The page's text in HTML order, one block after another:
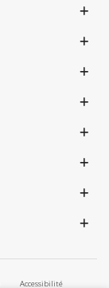
Accessibilité